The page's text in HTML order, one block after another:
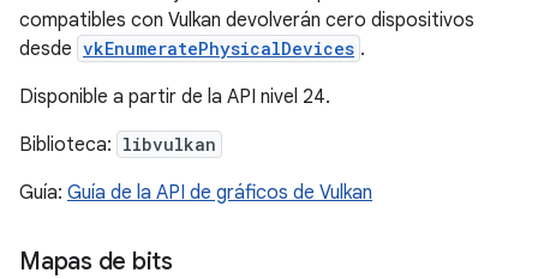
compatibles con Vulkan devolverán cero dispositivos
desde vkEnumeratePhysicalDevices .
Disponible a partir de la API nivel 24.
Biblioteca: libvulkan
Guía: Guía de la API de gráficos de Vulkan
Mapas de bits